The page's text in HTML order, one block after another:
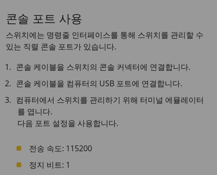
콘솔 포트 사용
스위치에는 명령줄 인터페이스를 통해 스위치를 관리할 수
있는 직렬 콘솔 포트가 있습니다.
콘솔 케이블을 스위치의 콘솔 커넥터에 연결합니다.
콘솔 케이블을 컴퓨터의 USB 포트에 연결합니다.
컴퓨터에서 스위치를 관리하기 위해 터미널 에뮬레이터
를 엽니다.
다음 포트 설정을 사용합니다.
전송 속도: 115200
정지 비트: 1